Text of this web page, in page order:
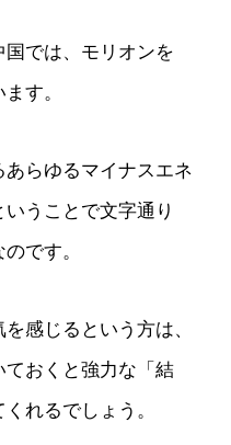
では、モリオンを
す。
らゆるマイナスエネ
うことで文字通り
です。
感じるという方は、
おくと強力な「結
れるでしょう。